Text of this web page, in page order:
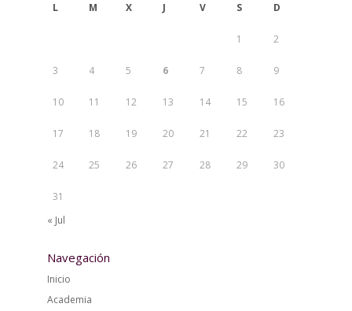
L M X J V S D
1 2
3 4 5 6 7 8 9
10 11 12 13 14 15 16
17 18 19 20 21 22 23
24 25 26 27 28 29 30
31
« Jul
Navegación
Inicio
Academia